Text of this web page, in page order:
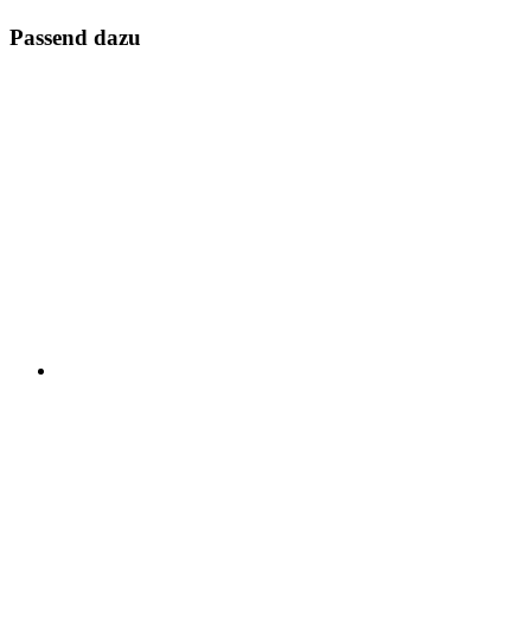
Passend dazu